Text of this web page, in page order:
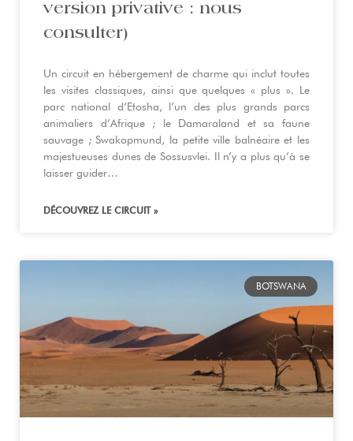
version privative : nous
consulter)
Un circuit en hébergement de charme qui inclut toutes
les visites classiques, ainsi que quelques « plus ». Le
parc national d’Etosha, l’un des plus grands parcs
animaliers d’Afrique ; le Damaraland et sa faune
sauvage ; Swakopmund, la petite ville balnéaire et les
majestueuses dunes de Sossusvlei. Il n’y a plus qu’à se
laisser guider…
DÉCOUVREZ LE CIRCUIT »
BOTSWANA